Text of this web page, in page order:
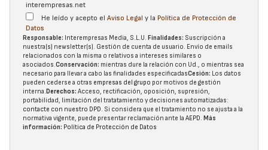
interempresas.net
He leído y acepto el Aviso Legal y la Política de Protección de
Datos
Responsable: Interempresas Media, S.L.U. Finalidades: Suscripción a
nuestra(s) newsletter(s). Gestión de cuenta de usuario. Envío de emails
relacionados con la misma o relativos a intereses similares o
asociados.Conservación: mientras dure la relación con Ud., o mientras sea
necesario para llevar a cabo las finalidades especificadasCesión: Los datos
pueden cederse a otras empresas del grupo por motivos de gestión
interna.Derechos: Acceso, rectificación, oposición, supresión,
portabilidad, limitación del tratatamiento y decisiones automatizadas:
contacte con nuestro DPD. Si considera que el tratamiento no se ajusta a la
normativa vigente, puede presentar reclamación ante la AEPD. Más
información: Política de Protección de Datos